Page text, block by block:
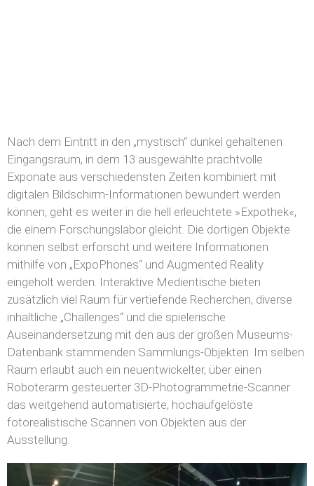
Nach dem Eintritt in den „mystisch“ dunkel gehaltenen
Eingangsraum, in dem 13 ausgewählte prachtvolle
Exponate aus verschiedensten Zeiten kombiniert mit
digitalen Bildschirm-Informationen bewundert werden
können, geht es weiter in die hell erleuchtete »Expothek«,
die einem Forschungslabor gleicht. Die dortigen Objekte
können selbst erforscht und weitere Informationen
mithilfe von „ExpoPhones“ und Augmented Reality
eingeholt werden. Interaktive Medientische bieten
zusätzlich viel Raum für vertiefende Recherchen, diverse
inhaltliche „Challenges“ und die spielerische
Auseinandersetzung mit den aus der großen Museums-
Datenbank stammenden Sammlungs-Objekten. Im selben
Raum erlaubt auch ein neuentwickelter, über einen
Roboterarm gesteuerter 3D-Photogrammetrie-Scanner
das weitgehend automatisierte, hochaufgelöste
fotorealistische Scannen von Objekten aus der
Ausstellung.